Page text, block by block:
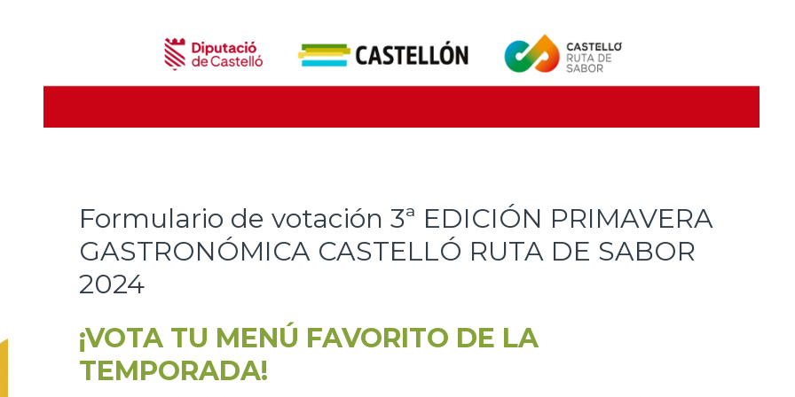
Formulario de votación 3ª EDICIÓN PRIMAVERA
GASTRONÓMICA CASTELLÓ RUTA DE SABOR
2024
¡VOTA TU MENÚ FAVORITO DE LA
TEMPORADA!